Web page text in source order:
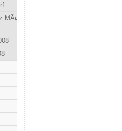
MÃ¤rz